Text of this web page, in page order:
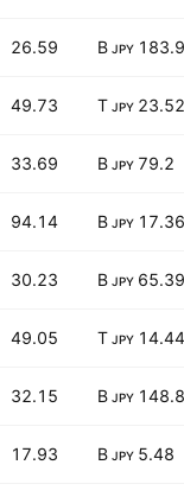
JPY
26.59
23.52 T
JPY
49.73
79.2 B
JPY
33.69
17.36 B
JPY
94.14
65.39 B
JPY
30.23
14.44 T
JPY
49.05
JPY
32.15
5.48 B
JPY
17.93